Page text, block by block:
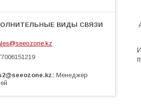
Менеджер